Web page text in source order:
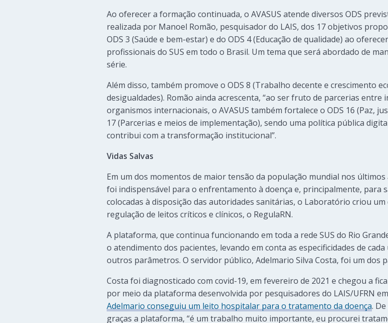
Ao oferecer a formação continuada, o AVASUS atende diversos ODS
realizada por Manoel Romão, pesquisador do LAIS, dos 17 objetivos
ODS 3 (Saúde e bem-estar) e do ODS 4 (Educação de qualidade) ao
profissionais do SUS em todo o Brasil. Um tema que será abordado de
série.
Além disso, também promove o ODS 8 (Trabalho decente e crescimento
desigualdades). Romão ainda acrescenta, “ao ser fruto de parcerias entre
organismos internacionais, o AVASUS também fortalece o ODS 16 (Paz,
17 (Parcerias e meios de implementação), sendo uma política pública
contribui com a transformação institucional”.
Vidas Salvas
Em um dos momentos de maior tensão da população mundial nos últimos
foi indispensável para o enfrentamento à doença e, principalmente, para
colocadas à disposição das autoridades sanitárias, o Laboratório criou
regulação de leitos críticos e clínicos, o RegulaRN.
A plataforma, que continua funcionando em toda a rede SUS do Rio
o atendimento dos pacientes, levando em conta as especificidades de
outros parâmetros. O servidor público, Adelmario Silva Costa, foi um dos
Costa foi diagnosticado com covid-19, em fevereiro de 2021 e chegou a
por meio da plataforma desenvolvida por pesquisadores do LAIS/UFRN
Adelmario conseguiu um leito hospitalar para o tratamento da doença.
graças a plataforma, “é um trabalho muito importante, eu procurei